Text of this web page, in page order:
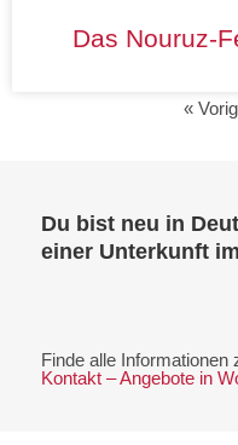
Das Nouruz-
«
Du bist neu in
einer Unterkunft
Finde alle Informationen
Kontakt – Angebote in